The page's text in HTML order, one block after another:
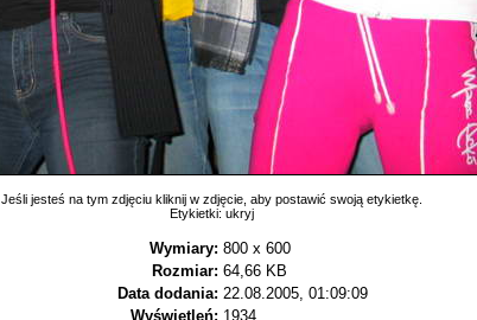
Jeśli jesteś na tym zdjęciu kliknij w zdjęcie, aby postawić swoją etykietkę.
Etykietki: ukryj
Wymiary: 800 x 600
Rozmiar: 64,66 KB
Data dodania: 22.08.2005, 01:09:09
Wyświetleń: 1934